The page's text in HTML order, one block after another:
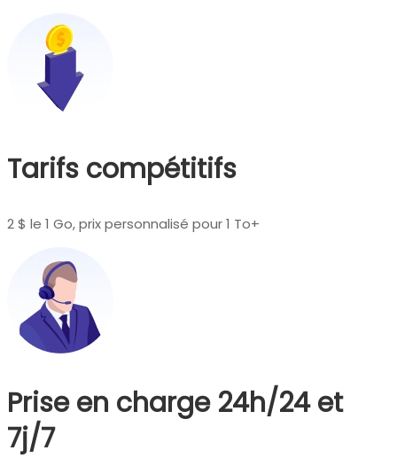
Tarifs compétitifs
2 $ le 1 Go, prix personnalisé pour 1 To+
Prise en charge 24h/24 et
7j/7